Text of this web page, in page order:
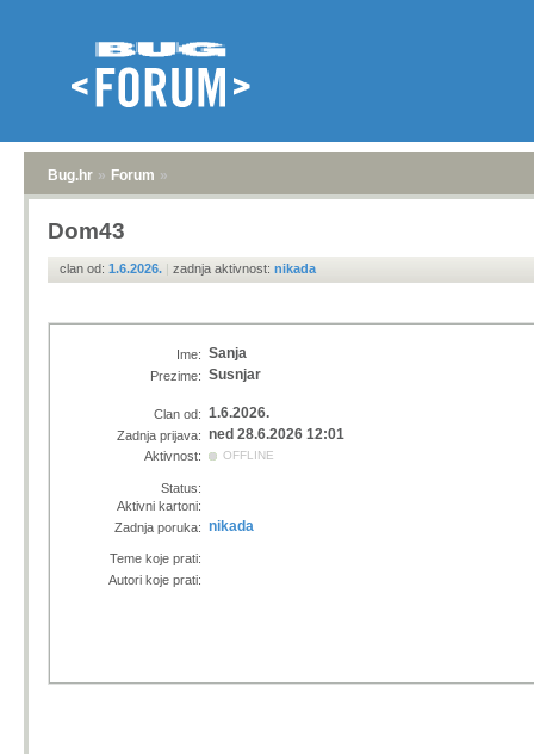
Bug.hr » Forum »
Dom43
clan od: 1.6.2026. | zadnja aktivnost: nikada
Ime: Sanja
Prezime: Susnjar
Clan od: 1.6.2026.
Zadnja prijava: ned 28.6.2026 12:01
Aktivnost: OFFLINE
Status:
Aktivni kartoni:
Zadnja poruka: nikada
Teme koje prati:
Autori koje prati: